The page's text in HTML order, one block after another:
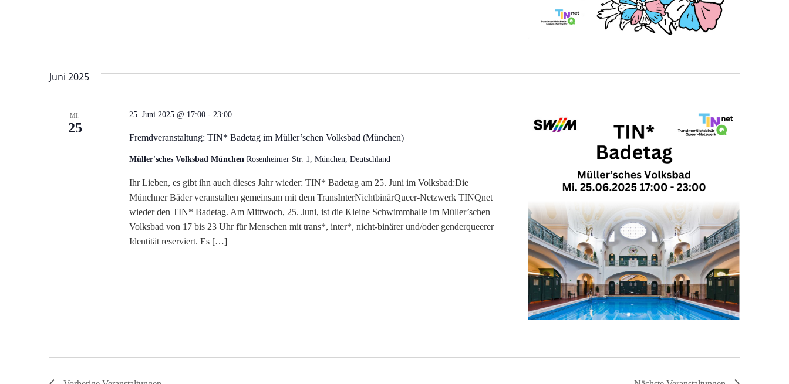
Juni 2025
MI.
25
Fremdveranstaltung: TIN* Badetag im Müller’schen Volksbad (München)
25. Juni 2025 @ 17:00- 23:00
Müller'sches Volksbad München Rosenheimer Str. 1, München, Deutschland
Ihr Lieben, es gibt ihn auch dieses Jahr wieder: TIN* Badetag am 25. Juni im Volksbad:Die
Münchner Bäder veranstalten gemeinsam mit dem TransInterNichtbinärQueer-Netzwerk TINQnet
wieder den TIN* Badetag. Am Mittwoch, 25. Juni, ist die Kleine Schwimmhalle im Müller’schen
Volksbad von 17 bis 23 Uhr für Menschen mit trans*, inter*, nicht-binärer und/oder gender­queerer
Identität reserviert. Es […]